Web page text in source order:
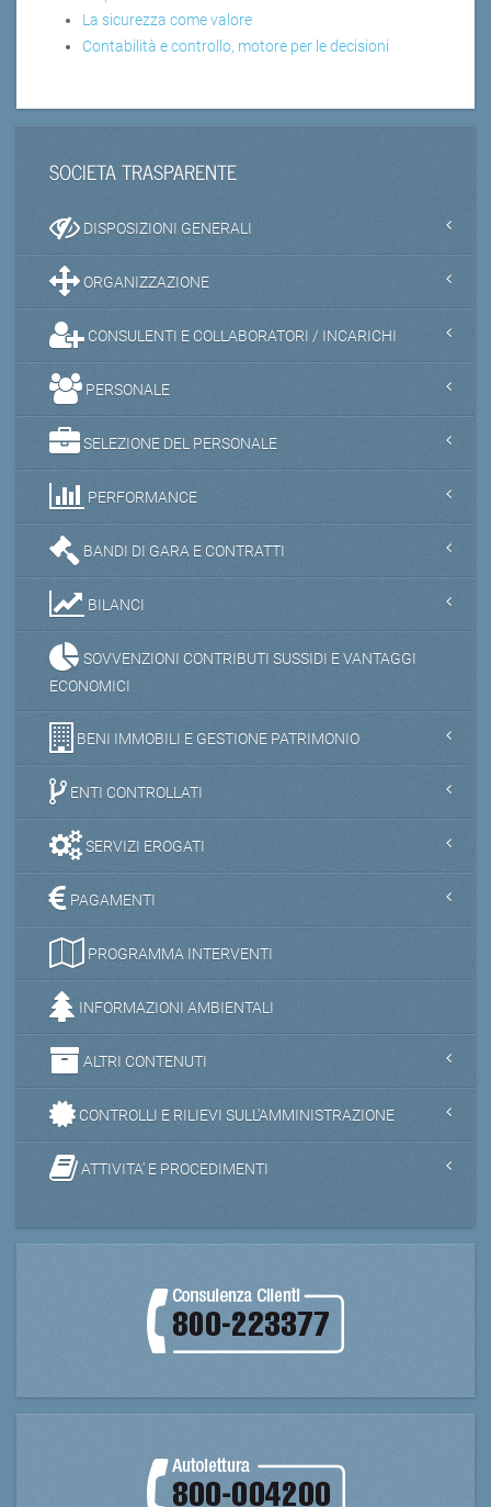
La sicurezza come valore
Contabilità e controllo, motore per le decisioni
SOCIETA TRASPARENTE
DISPOSIZIONI GENERALI
ORGANIZZAZIONE
CONSULENTI E COLLABORATORI / INCARICHI
PERSONALE
SELEZIONE DEL PERSONALE
PERFORMANCE
BANDI DI GARA E CONTRATTI
BILANCI
SOVVENZIONI CONTRIBUTI SUSSIDI E VANTAGGI
ECONOMICI
BENI IMMOBILI E GESTIONE PATRIMONIO
ENTI CONTROLLATI
SERVIZI EROGATI
PAGAMENTI
PROGRAMMA INTERVENTI
INFORMAZIONI AMBIENTALI
ALTRI CONTENUTI
CONTROLLI E RILIEVI SULL'AMMINISTRAZIONE
ATTIVITA' E PROCEDIMENTI